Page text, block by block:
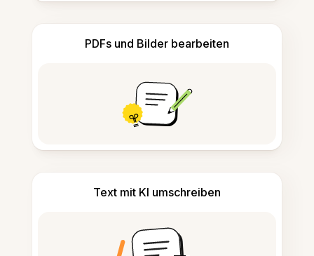
PDFs und Bilder bearbeiten
Text mit KI umschreiben